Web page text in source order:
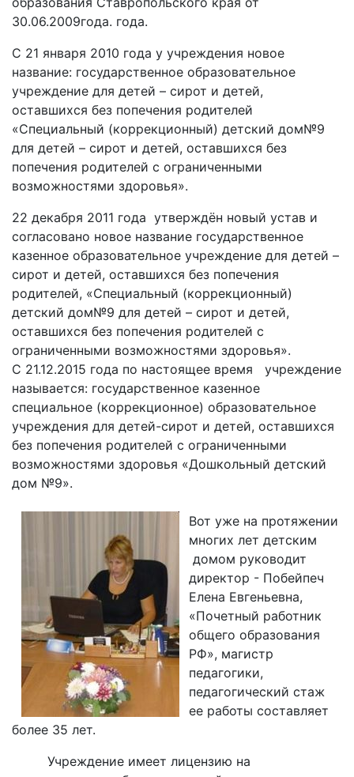
30.06.2009года. года.
С 21 января 2010 года у учреждения новое
название: государственное образовательное
учреждение для детей – сирот и детей,
оставшихся без попечения родителей
«Специальный (коррекционный) детский дом№9
для детей – сирот и детей, оставшихся без
попечения родителей с ограниченными
возможностями здоровья».
22 декабря 2011 года утверждён новый устав и
согласовано новое название государственное
казенное образовательное учреждение для детей –
сирот и детей, оставшихся без попечения
родителей, «Специальный (коррекционный)
детский дом№9 для детей – сирот и детей,
оставшихся без попечения родителей с
ограниченными возможностями здоровья».
С 21.12.2015 года по настоящее время учреждение
называется: государственное казенное
специальное (коррекционное) образовательное
учреждения для детей-сирот и детей, оставшихся
без попечения родителей с ограниченными
возможностями здоровья «Дошкольный детский
дом №9».
Вот уже на протяжении
многих лет детским
домом руководит
директор - Побейпеч
Елена Евгеньевна,
«Почетный работник
общего образования
РФ», магистр
педагогики,
педагогический стаж
ее работы составляет
более 35 лет.
Учреждение имеет лицензию на